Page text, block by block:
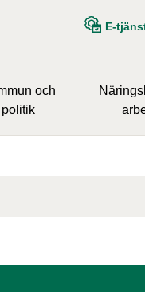
E-
och
politik